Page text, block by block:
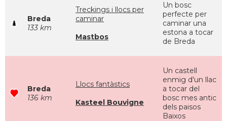
Breda
133 km
Treckings i llocs per
caminar
Mastbos
Un bosc
perfecte per
caminar una
estona a tocar
de Breda
Breda
136 km
Llocs fantàstics
Kasteel Bouvigne
Un castell
enmig d'un llac
a tocar del
bosc mes antic
dels paisos
Baixos